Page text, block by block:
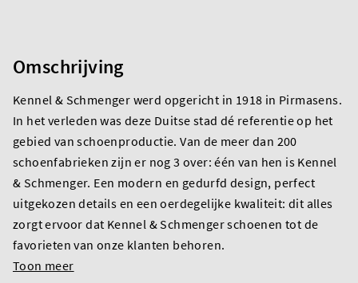
Omschrijving
Kennel & Schmenger werd opgericht in 1918 in Pirmasens.
In het verleden was deze Duitse stad dé referentie op het
gebied van schoenproductie. Van de meer dan 200
schoenfabrieken zijn er nog 3 over: één van hen is Kennel
& Schmenger. Een modern en gedurfd design, perfect
uitgekozen details en een oerdegelijke kwaliteit: dit alles
zorgt ervoor dat Kennel & Schmenger schoenen tot de
favorieten van onze klanten behoren.
Toon meer